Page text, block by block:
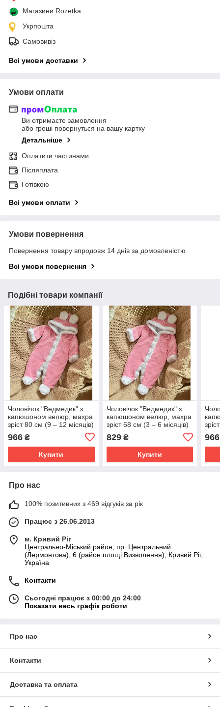
Магазини Rozetka
Укрпошта
Самовивіз
Всі умови доставки
Умови оплати
Ви отримаєте замовлення
або гроші повернуться на вашу картку
Детальніше
Оплатити частинами
Післяплата
Готівкою
Всі умови оплати
Умови повернення
Повернення товару впродовж 14 днів за домовленістю
Всі умови повернення
Подібні товари компанії
Чоловічок "Ведмедик" з
капюшоном велюр, махра
зріст 80 см (9 – 12 місяців)
966 ₴
Купити
Чоловічок "Ведмедик" з
капюшоном велюр, махра
зріст 68 см (3 – 6 місяців)
829₴
Купити
966
Про нас
100% позитивних з 469 відгуків за рік
Працює з 26.06.2013
м. Кривий Ріг
Центрально-Міський район, пр. Центральний
(Лермонтова), 6 (район площі Визволення), Кривий Ріг,
Україна
Контакти
Сьогодні працює з 00:00 до 24:00
Показати весь графік роботи
Про нас
Контакти
Доставка та оплата